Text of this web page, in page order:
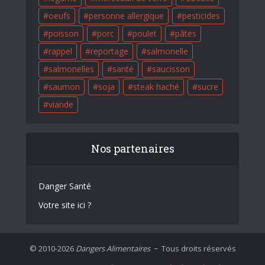
oeufs
personne allergique
pesticides
poisson
porc poulet
pâtes
rappel
reportage
salmonelle
salmonelles
santé
saucisson
saumon
soja steak haché
sucre
viande
Nos partenaires
Danger Santé
Votre site ici ?
© 2010-2026 Dangers Alimentaires – Tous droits réservés